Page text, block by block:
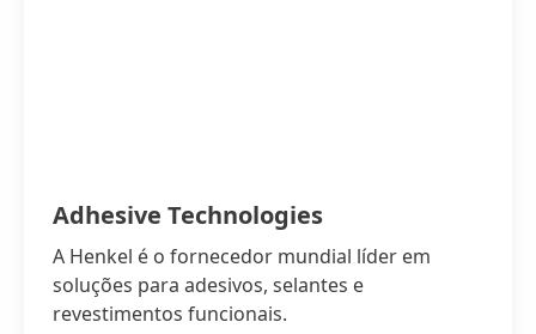
Adhesive Technologies
A Henkel é o fornecedor mundial líder em
soluções para adesivos, selantes e
revestimentos funcionais.